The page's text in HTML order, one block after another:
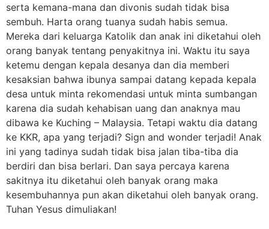
serta kemana-mana dan divonis sudah tidak bisa
sembuh. Harta orang tuanya sudah habis semua.
Mereka dari keluarga Katolik dan anak ini diketahui oleh
orang banyak tentang penyakitnya ini. Waktu itu saya
ketemu dengan kepala desanya dan dia memberi
kesaksian bahwa ibunya sampai datang kepada kepala
desa untuk minta rekomendasi untuk minta sumbangan
karena dia sudah kehabisan uang dan anaknya mau
dibawa ke Kuching – Malaysia. Tetapi waktu dia datang
ke KKR, apa yang terjadi? Sign and wonder terjadi! Anak
ini yang tadinya sudah tidak bisa jalan tiba-tiba dia
berdiri dan bisa berlari. Dan saya percaya karena
sakitnya itu diketahui oleh banyak orang maka
kesembuhannya pun akan diketahui oleh banyak orang.
Tuhan Yesus dimuliakan!